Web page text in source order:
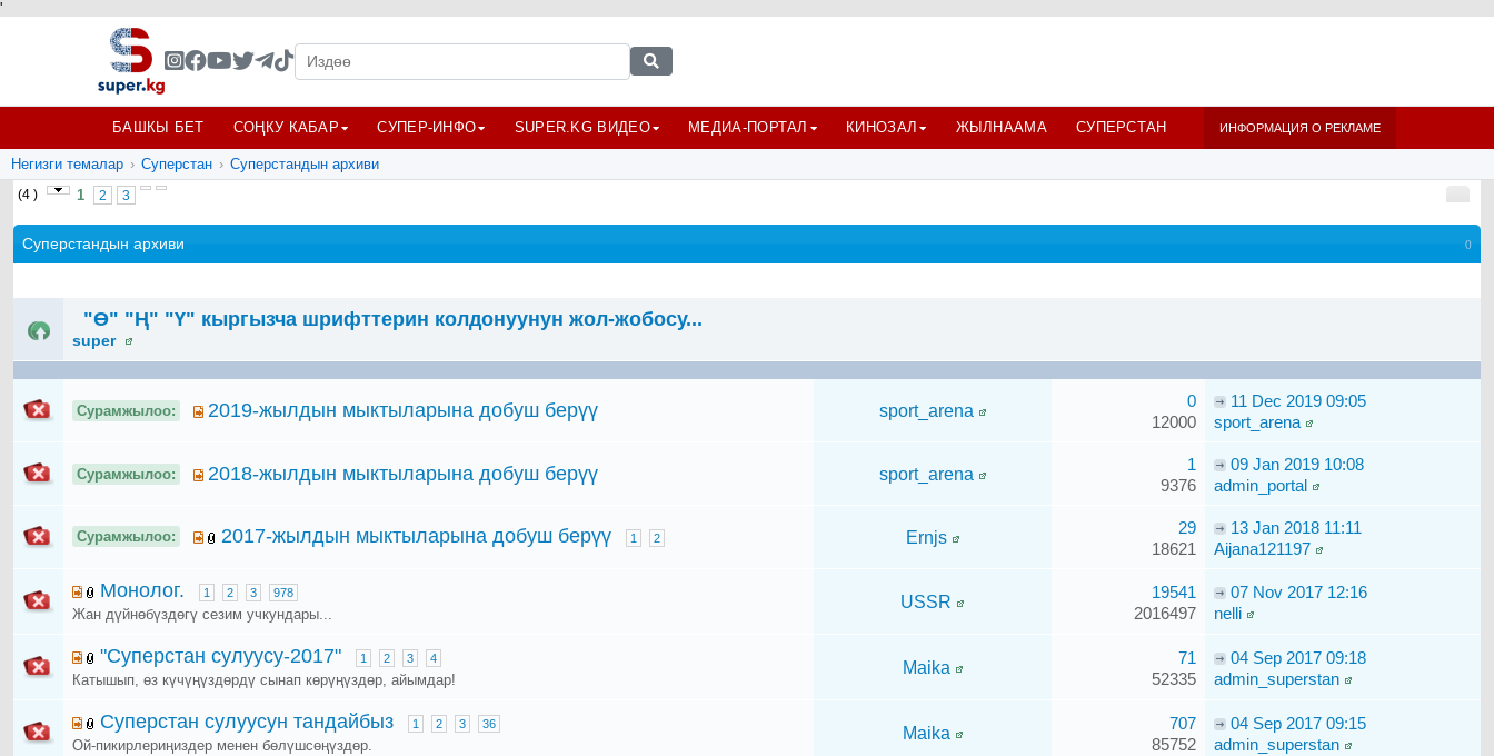
'
БАШКЫ БЕТ СОҢКУ КАБАР СУПЕР-ИНФО SUPER.KG ВИДЕО МЕДИА-ПОРТАЛ КИНОЗАЛ ЖЫЛНААМА СУПЕРСТАН ИНФОРМАЦИЯ О РЕКЛАМЕ
Негизги темалар › Суперстан › Суперстандын архиви
(4 ) 1 2 3
Суперстандын архиви ()
"Ө" "Ң" "Ү" кыргызча шрифттерин колдонуунун жол-жобосу...
super
Сурамжылоо: 2019-жылдын мыктыларына добуш берүү sport_arena
0
12000
11 Dec 2019 09:05
sport_arena
Сурамжылоо: 2018-жылдын мыктыларына добуш берүү sport_arena
1
9376
09 Jan 2019 10:08
admin_portal
Сурамжылоо: 2017-жылдын мыктыларына добуш берүү 1 2 Ernjs
29
18621
13 Jan 2018 11:11
Aijana121197
Монолог. 1 2 3 978
Жан дүйнөбүздөгү сезим учкундары...
USSR
19541
2016497
07 Nov 2017 12:16
nelli
"Суперстан сулуусу-2017" 1 2 3 4
Катышып, өз күчүңүздөрдү сынап көрүңүздөр, айымдар!
Maika
71
52335
04 Sep 2017 09:18
admin_superstan
Суперстан сулуусун тандайбыз 1 2 3 36
Ой-пикирлериңиздер менен бөлүшсөңүздөр.
Maika
707
85752
04 Sep 2017 09:15
admin_superstan